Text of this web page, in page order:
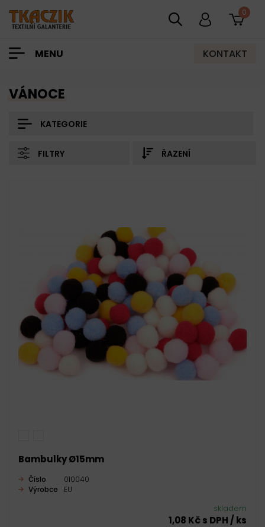
0
MENU KONTAKT
KATEGORIE
FILTRY
VÁNOCE
ŘAZENÍ
Bambulky Ø15mm
Číslo
010040
Výrobce
EU
skladem
1,08 Kč s DPH / ks